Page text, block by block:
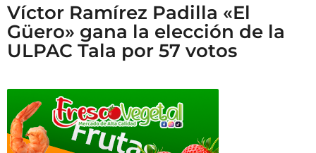
Víctor Ramírez Padilla «El
Güero» gana la elección de la
ULPAC Tala por 57 votos